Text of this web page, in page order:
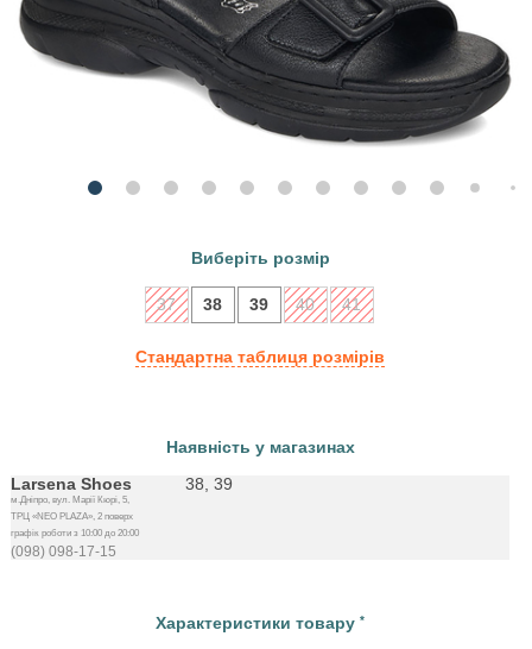
Виберіть розмір
37 38 39 40 41
Стандартна таблиця розмірів
Наявність у магазинах
Larsena Shoes
м.Дніпро, вул. Марії Кюрі, 5,
ТРЦ «NEO PLAZA», 2 поверх
графік роботи з 10:00 до 20:00
(098) 098-17-15
38, 39
Характеристики товару *